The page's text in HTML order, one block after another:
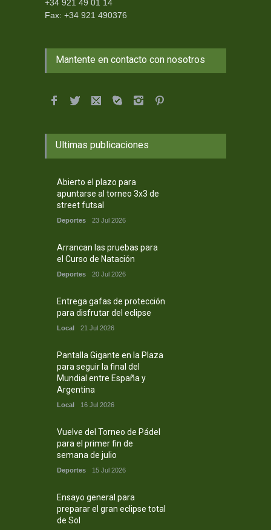
+34 921 49 01 14
Fax: +34 921 490376
Mantente en contacto con nosotros
Ultimas publicaciones
Abierto el plazo para
apuntarse al torneo 3x3 de
street futsal
Deportes 23 Jul 2026
Arrancan las pruebas para
el Curso de Natación
Deportes 20 Jul 2026
Entrega gafas de protección
para disfrutar del eclipse
Local 21 Jul 2026
Pantalla Gigante en la Plaza
para seguir la final del
Mundial entre España y
Argentina
Local 16 Jul 2026
Vuelve del Torneo de Pádel
para el primer fin de
semana de julio
Deportes 15 Jul 2026
Ensayo general para
preparar el gran eclipse total
de Sol